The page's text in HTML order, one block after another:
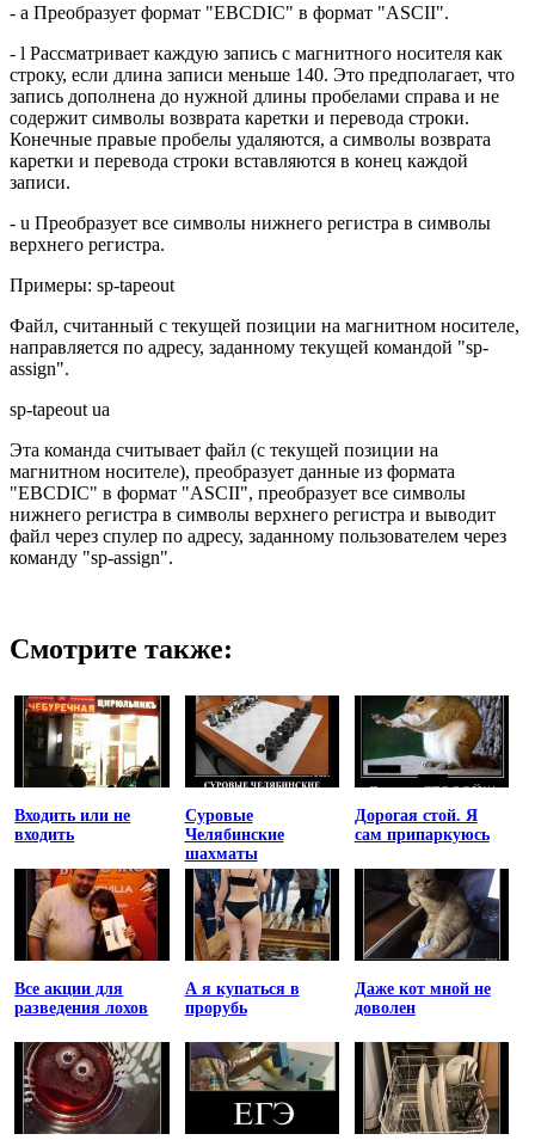
- a Преобразует формат "EBCDIC" в формат "ASCII".
- l Рассматривает каждую запись с магнитного носителя как
строку, если длина записи меньше 140. Это предполагает, что
запись дополнена до нужной длины пробелами справа и не
содержит символы возврата каретки и перевода строки.
Конечные правые пробелы удаляются, а символы возврата
каретки и перевода строки вставляются в конец каждой
записи.
- u Преобразует все символы нижнего регистра в символы
верхнего регистра.
Примеры: sp-tapeout
Файл, считанный с текущей позиции на магнитном носителе,
направляется по адресу, заданному текущей командой "sp-
assign".
sp-tapeout ua
Эта команда считывает файл (с текущей позиции на
магнитном носителе), преобразует данные из формата
"EBCDIC" в формат "ASCII", преобразует все символы
нижнего регистра в символы верхнего регистра и выводит
файл через спулер по адресу, заданному пользователем через
команду "sp-assign".
Смотрите также:
Входить или не
входить
Суровые
Челябинские
шахматы
Дорогая стой. Я
сам припаркуюсь
Все акции для
разведения лохов
А я купаться в
прорубь
Даже кот мной не
доволен